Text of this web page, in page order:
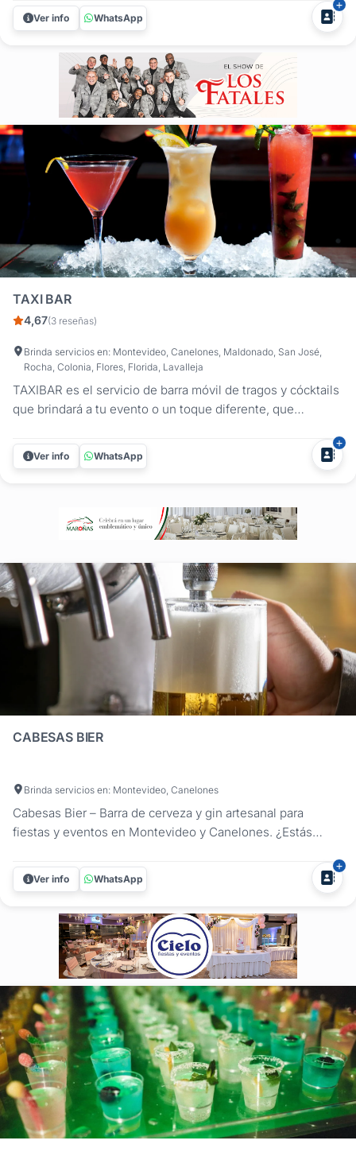
compromiso. y lo llevarán a cabo con calidad. dedicación,
puntualidad, y respeto, donde sin duda Despertarán tus
Ver info WhatsApp
TAXI BAR
4,67(3 reseñas)
Brinda servicios en: Montevideo, Canelones, Maldonado, San José,
Rocha, Colonia, Flores, Florida, Lavalleja
TAXIBAR es el servicio de barra móvil de tragos y cócktails
que brindará a tu evento o un toque diferente, que
tradicionales y preferidos por el público, con el aval de las
marcas de primer nivel como: RON BACARDI VODKA
Ver info WhatsApp
CABESAS BIER
Brinda servicios en: Montevideo, Canelones
Cabesas Bier – Barra de cerveza y gin artesanal para
fiestas y eventos en Montevideo y Canelones. ¿Estás
querés una propuesta de bebidas que marque la
diferencia? Cabesas Bier lleva su barra móvil de cerveza y
Ver info WhatsApp